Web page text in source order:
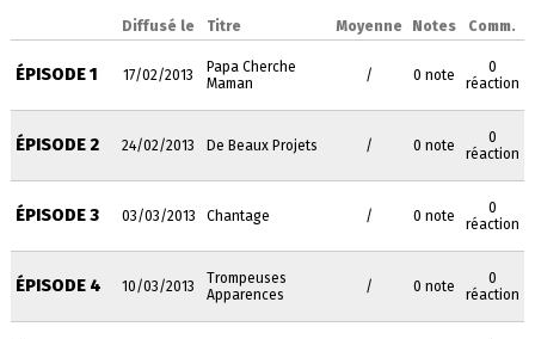
Diffusé le Titre Moyenne Notes Comm.
ÉPISODE 1 17/02/2013
Papa Cherche
Maman
/ 0 note
0
réaction
ÉPISODE 2 24/02/2013 De Beaux Projets / 0 note
0
réaction
ÉPISODE 3 03/03/2013 Chantage / 0 note
0
réaction
ÉPISODE 4 10/03/2013
Trompeuses
Apparences
/ 0 note
0
réaction